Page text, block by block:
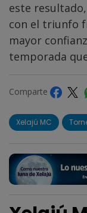
este
con el triunfo
mayor
temporada
Comparte
Xelajú MC